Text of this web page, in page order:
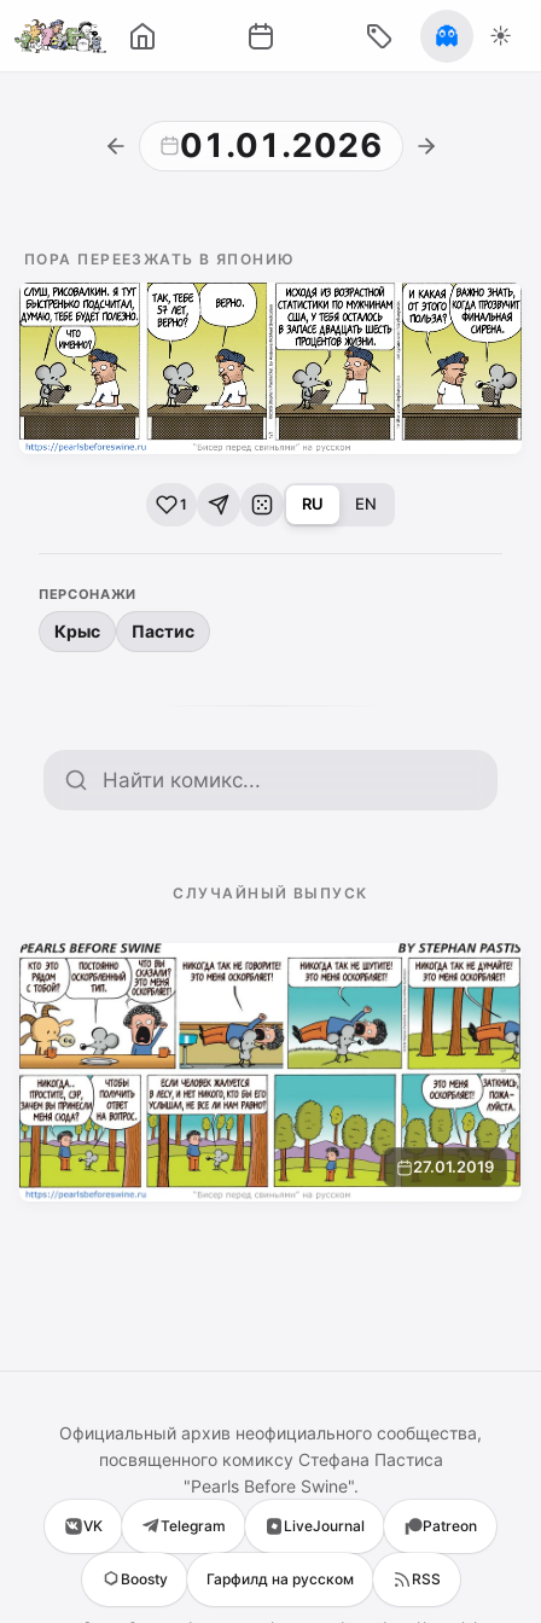
👻 ☀️
01.01.2026
ПОРА ПЕРЕЕЗЖАТЬ В ЯПОНИЮ
1 RU EN
ПЕРСОНАЖИ
Крыс Пастис
Поиск по архиву
СЛУЧАЙНЫЙ ВЫПУСК
27.01.2019
Официальный архив неофициального сообщества,
посвященного комиксу Стефана Пастиса
"Pearls Before Swine".
VK Telegram LiveJournal Patreon
Boosty Гарфилд на русском RSS